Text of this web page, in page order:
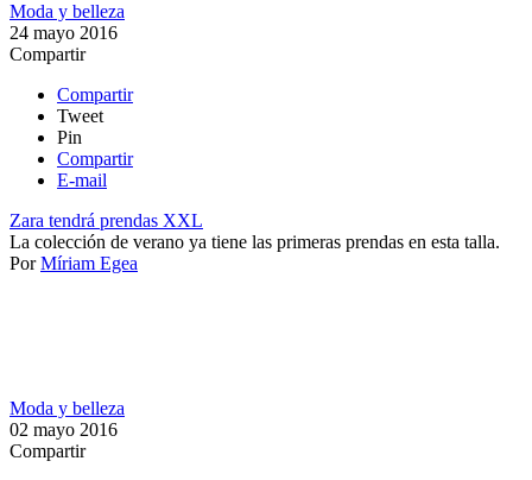
Moda y belleza
24 mayo 2016
Compartir
Compartir
Tweet
Pin
Compartir
E-mail
Zara tendrá prendas XXL
​La colección de verano ya tiene las primeras prendas en esta talla.
PorMíriam Egea
Moda y belleza
02 mayo 2016
Compartir